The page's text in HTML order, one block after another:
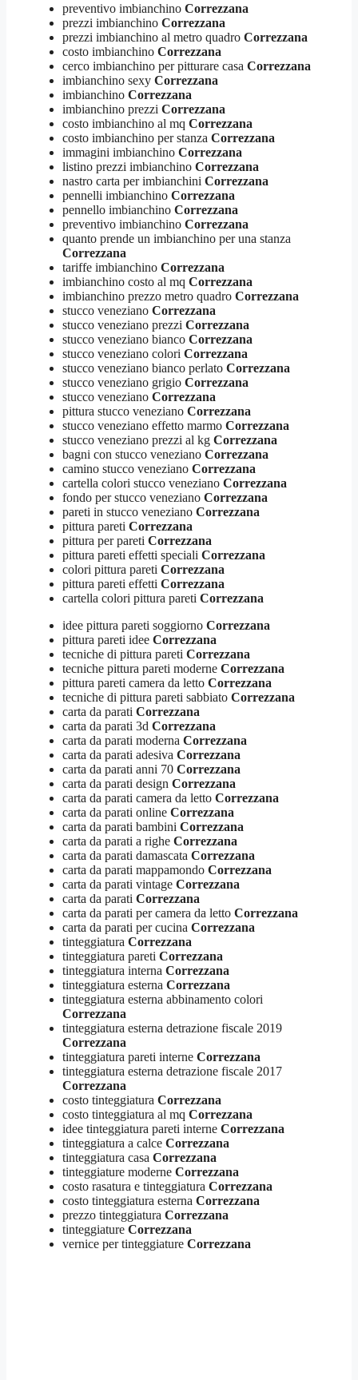
preventivo imbianchino Correzzana
prezzi imbianchino Correzzana
prezzi imbianchino al metro quadro Correzzana
costo imbianchino Correzzana
cerco imbianchino per pitturare casa Correzzana
imbianchino sexy Correzzana
imbianchino Correzzana
imbianchino prezzi Correzzana
costo imbianchino al mq Correzzana
costo imbianchino per stanza Correzzana
immagini imbianchino Correzzana
listino prezzi imbianchino Correzzana
nastro carta per imbianchini Correzzana
pennelli imbianchino Correzzana
pennello imbianchino Correzzana
preventivo imbianchino Correzzana
quanto prende un imbianchino per una stanza
Correzzana
tariffe imbianchino Correzzana
imbianchino costo al mq Correzzana
imbianchino prezzo metro quadro Correzzana
stucco veneziano Correzzana
stucco veneziano prezzi Correzzana
stucco veneziano bianco Correzzana
stucco veneziano colori Correzzana
stucco veneziano bianco perlato Correzzana
stucco veneziano grigio Correzzana
stucco veneziano Correzzana
pittura stucco veneziano Correzzana
stucco veneziano effetto marmo Correzzana
stucco veneziano prezzi al kg Correzzana
bagni con stucco veneziano Correzzana
camino stucco veneziano Correzzana
cartella colori stucco veneziano Correzzana
fondo per stucco veneziano Correzzana
pareti in stucco veneziano Correzzana
pittura pareti Correzzana
pittura per pareti Correzzana
pittura pareti effetti speciali Correzzana
colori pittura pareti Correzzana
pittura pareti effetti Correzzana
cartella colori pittura pareti Correzzana
idee pittura pareti soggiorno Correzzana
pittura pareti idee Correzzana
tecniche di pittura pareti Correzzana
tecniche pittura pareti moderne Correzzana
pittura pareti camera da letto Correzzana
tecniche di pittura pareti sabbiato Correzzana
carta da parati Correzzana
carta da parati 3d Correzzana
carta da parati moderna Correzzana
carta da parati adesiva Correzzana
carta da parati anni 70 Correzzana
carta da parati design Correzzana
carta da parati camera da letto Correzzana
carta da parati online Correzzana
carta da parati bambini Correzzana
carta da parati a righe Correzzana
carta da parati damascata Correzzana
carta da parati mappamondo Correzzana
carta da parati vintage Correzzana
carta da parati Correzzana
carta da parati per camera da letto Correzzana
carta da parati per cucina Correzzana
tinteggiatura Correzzana
tinteggiatura pareti Correzzana
tinteggiatura interna Correzzana
tinteggiatura esterna Correzzana
tinteggiatura esterna abbinamento colori
Correzzana
tinteggiatura esterna detrazione fiscale 2019
Correzzana
tinteggiatura pareti interne Correzzana
tinteggiatura esterna detrazione fiscale 2017
Correzzana
costo tinteggiatura Correzzana
costo tinteggiatura al mq Correzzana
idee tinteggiatura pareti interne Correzzana
tinteggiatura a calce Correzzana
tinteggiatura casa Correzzana
tinteggiature moderne Correzzana
costo rasatura e tinteggiatura Correzzana
costo tinteggiatura esterna Correzzana
prezzo tinteggiatura Correzzana
tinteggiature Correzzana
vernice per tinteggiature Correzzana